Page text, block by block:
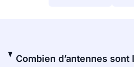
Combien d’antennes sont